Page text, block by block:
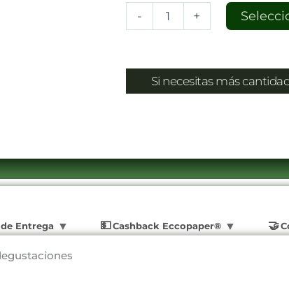
- +
Si necesitas más
Entrega Cashback Eccopaper®